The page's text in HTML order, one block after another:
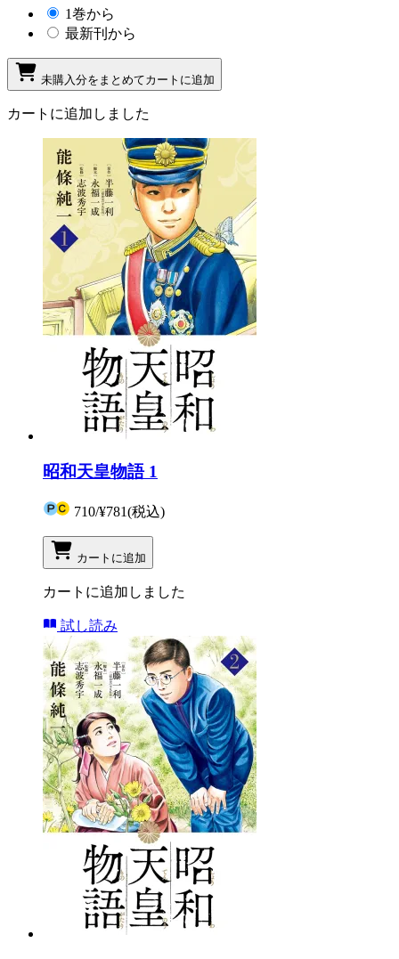
1巻から
最新刊から
未購入分をまとめてカートに追加
カートに追加しました
昭和天皇物語 1
710/¥781(税込)
カートに追加
カートに追加しました
試し読み